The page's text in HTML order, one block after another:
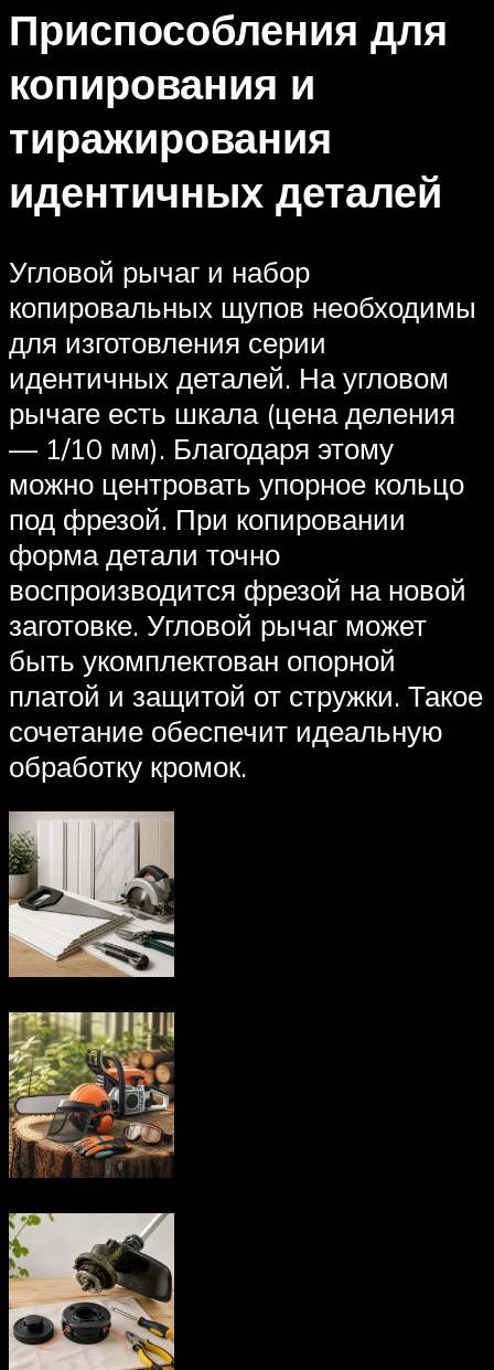
Приспособления для
копирования и
тиражирования
идентичных деталей
Угловой рычаг и набор
копировальных щупов необходимы
для изготовления серии
идентичных деталей. На угловом
рычаге есть шкала (цена деления
— 1/10 мм). Благодаря этому
можно центровать упорное кольцо
под фрезой. При копировании
форма детали точно
воспроизводится фрезой на новой
заготовке. Угловой рычаг может
быть укомплектован опорной
платой и защитой от стружки. Такое
сочетание обеспечит идеальную
обработку кромок.